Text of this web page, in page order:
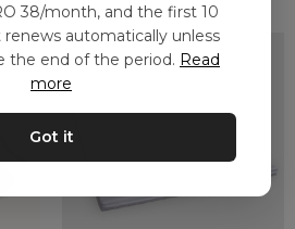
38/month, and the first 10
renews automatically unless
the end of the period. Read
more
Got it